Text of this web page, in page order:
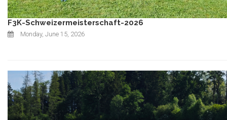
F3K-Schweizermeisterschaft-2026
Monday, June 15, 2026